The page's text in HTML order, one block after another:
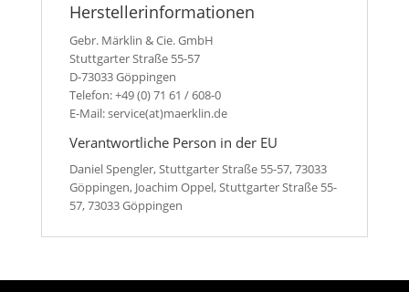
Herstellerinformationen
Gebr. Märklin & Cie. GmbH
Stuttgarter Straße 55-57
D-73033 Göppingen
Telefon: +49 (0) 71 61 / 608-0
E-Mail: service(at)maerklin.de
Verantwortliche Person in der EU
Daniel Spengler, Stuttgarter Straße 55-57, 73033
Göppingen, Joachim Oppel, Stuttgarter Straße 55-
57, 73033 Göppingen